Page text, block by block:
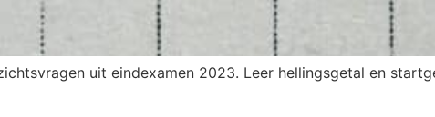
uit eindexamen 2023. Leer hellingsgetal en